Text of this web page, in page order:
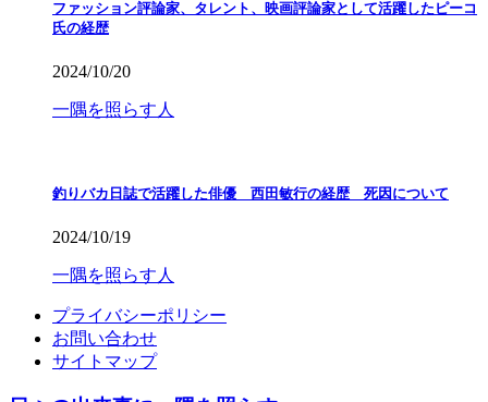
ファッション評論家、タレント、映画評論家として活躍したピーコ
氏の経歴
2024/10/20
一隅を照らす人
釣りバカ日誌で活躍した俳優 西田敏行の経歴 死因について
2024/10/19
一隅を照らす人
プライバシーポリシー
お問い合わせ
サイトマップ